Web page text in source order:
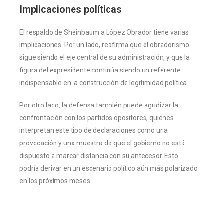
Implicaciones políticas
El respaldo de Sheinbaum a López Obrador tiene varias
implicaciones. Por un lado, reafirma que el obradorismo
sigue siendo el eje central de su administración, y que la
figura del expresidente continúa siendo un referente
indispensable en la construcción de legitimidad política.
Por otro lado, la defensa también puede agudizar la
confrontación con los partidos opositores, quienes
interpretan este tipo de declaraciones como una
provocación y una muestra de que el gobierno no está
dispuesto a marcar distancia con su antecesor. Esto
podría derivar en un escenario político aún más polarizado
en los próximos meses.